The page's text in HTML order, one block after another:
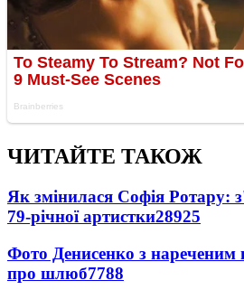
ЧИТАЙТЕ ТАКОЖ
Як змінилася Софія Ротару:
79-річної артистки28925
Фото Денисенко з
про шлюб7788